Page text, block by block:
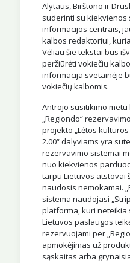
Alytaus, Birštono ir
suderinti su kiekvienos
informacijos centrais,
kalbos redaktoriui,
Vėliau šie tekstai bus
peržiūrėti vokiečių
informacija svetainėje
vokiečių kalbomis.
Antrojo susitikimo
„Regiondo“
projekto „Lėtos
2.00“ dalyviams yra
rezervavimo sistemai
nuo kiekvienos
tarpu Lietuvos atstovai
naudosis nemokamai.
sistema naudojasi
platforma, kuri neteikia
Lietuvos paslaugos
rezervuojami per
apmokėjimas už
sąskaitas arba